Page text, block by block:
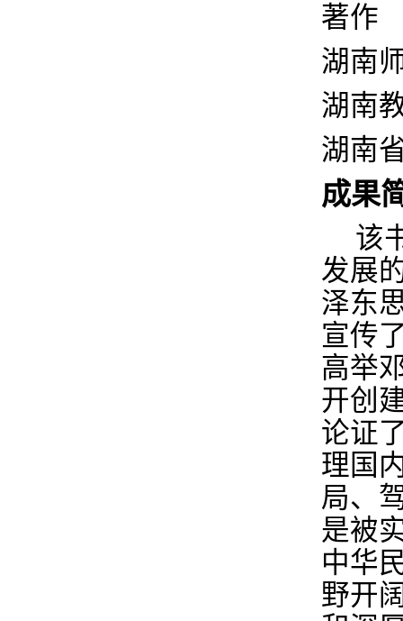
著作
湖南
湖南
湖南
成果
该
发展
泽东
宣传
高举
开创
论证
理国
局、
是被
中华
野开